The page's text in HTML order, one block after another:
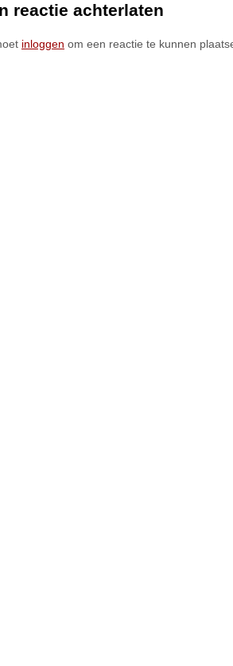
reactie achterlaten
inloggen om een reactie te kunnen